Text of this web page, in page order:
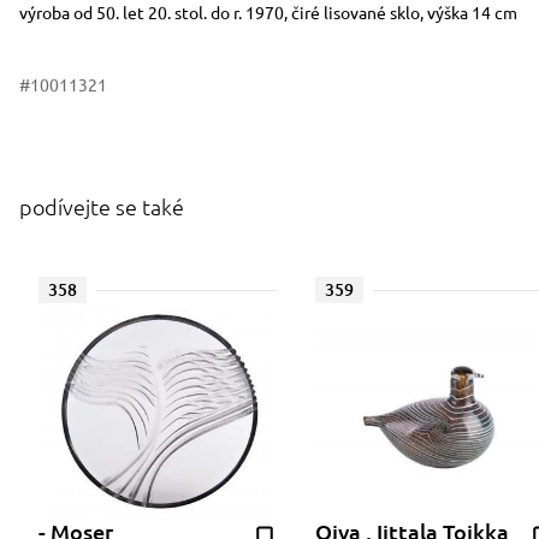
výroba od 50. let 20. stol. do r. 1970, čiré lisované sklo, výška 14 cm
#10011321
podívejte se také
358
- Moser
359
Oiva , Iittala Toikka